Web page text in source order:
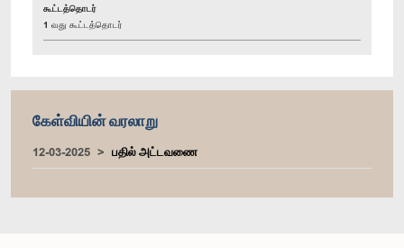
கூட்டத்தொடர்
1 வது கூட்டத்தொடர்
கேள்வியின் வரலாறு
12-03-2025 பதில் அட்டவணை